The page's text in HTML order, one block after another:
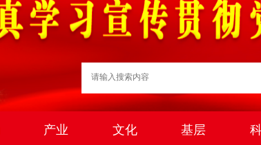
产业 文化 基层